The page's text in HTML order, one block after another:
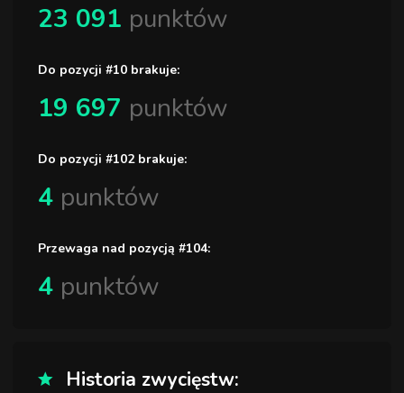
23 091 punktów
Do pozycji #10 brakuje:
19 697 punktów
Do pozycji #102 brakuje:
4 punktów
Przewaga nad pozycją #104:
4 punktów
Historia zwycięstw: